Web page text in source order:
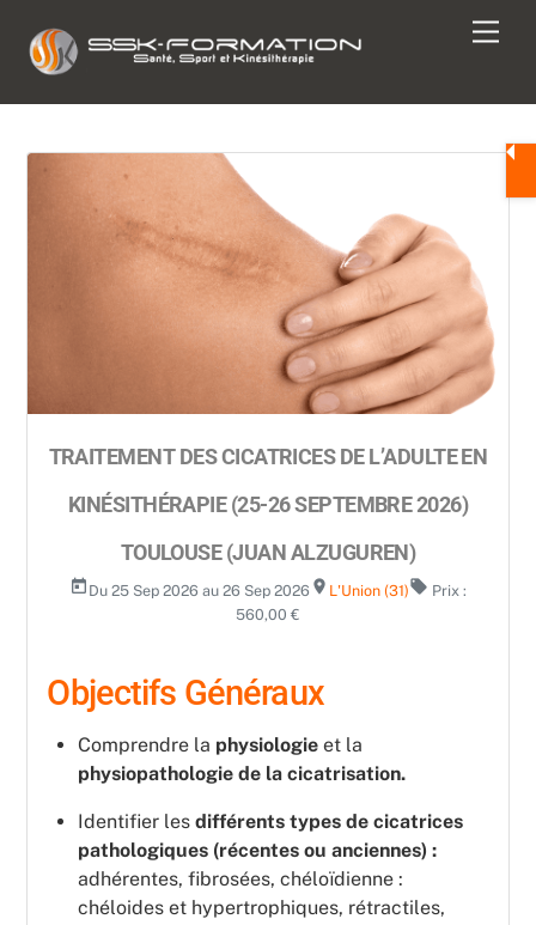
content
TRAITEMENT DES CICATRICES DE L’ADULTE EN
KINÉSITHÉRAPIE (25-26 SEPTEMBRE 2026)
TOULOUSE (JUAN ALZUGUREN)
today Du 25 Sep 2026 au 26 Sep 2026 room L'Union (31)local_offer Prix :
560,00 €
Objectifs Généraux
Comprendre la physiologie et la
physiopathologie de la cicatrisation.
Identifier les différents types de cicatrices
pathologiques (récentes ou anciennes) :
adhérentes, fibrosées, chéloïdienne :
chéloides et hypertrophiques, rétractiles,